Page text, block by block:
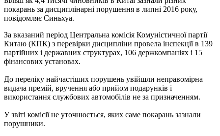
покарань за дисциплінарні порушення в липні 2016 року,
повідомляє Синьхуа.
За вказаний період Центральна комісія Комуністичної партії
Китаю (КПК) з перевірки дисципліни провела інспекції в 139
партійних і державних структурах, 106 держкомпаніях і 15
фінансових установах.
До переліку найчастіших порушень увійшли неправомірна
видача премій, вручення або прийом подарунків і
використання службових автомобілів не за призначенням.
У звіті комісії не уточнюється, яких саме покарань зазнали
порушники.